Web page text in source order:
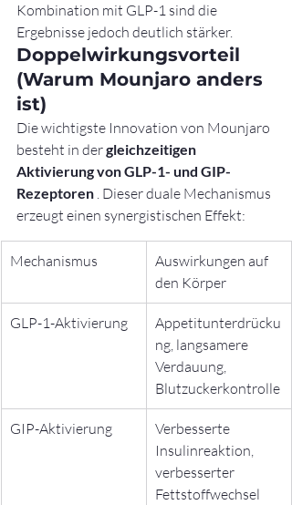
Kombination mit GLP-1 sind die
Ergebnisse jedoch deutlich stärker.
Doppelwirkungsvorteil
(Warum Mounjaro anders
ist)
Die wichtigste Innovation von Mounjaro
besteht in der gleichzeitigen
Aktivierung von GLP-1- und GIP-
Rezeptoren . Dieser duale Mechanismus
erzeugt einen synergistischen Effekt:
Mechanismus
Auswirkungen auf
den Körper
GLP-1-Aktivierung
Appetitunterdrücku
ng, langsamere
Verdauung,
Blutzuckerkontrolle
GIP-Aktivierung
Verbesserte
Insulinreaktion,
verbesserter
Fettstoffwechsel